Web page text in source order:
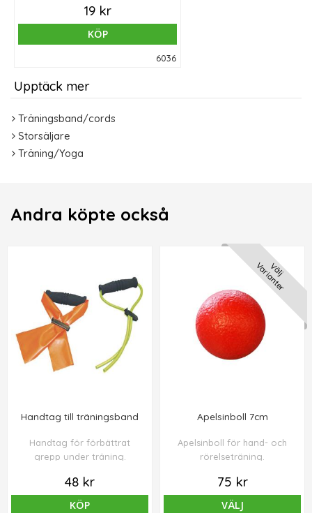
19 kr
KÖP
6036
Upptäck mer
Träningsband/cords
Storsäljare
Träning/Yoga
Andra köpte också
Handtag till träningsband
Handtag för förbättrat
grepp under träning.
48 kr
KÖP
Välj
Varianter
Apelsinboll 7cm
Apelsinboll för hand- och
rörelseträning.
75 kr
VÄLJ